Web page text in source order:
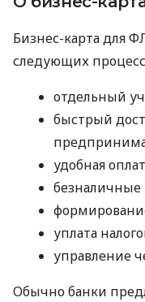
Бизнес-карта для
следующих
отдельный
быстрый
удобная
безналичные
уплата
управление
Обычно банки